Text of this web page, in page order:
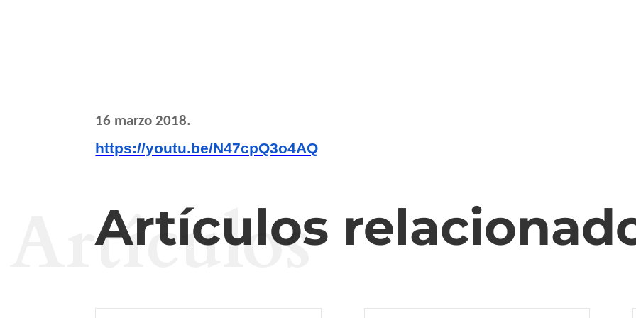
16 marzo 2018.
https://youtu.be/N47cpQ3o4AQ
Artículos
Artículos